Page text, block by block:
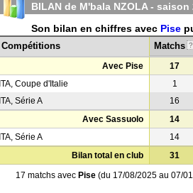
BILAN de M'bala NZOLA - saison
Son bilan en chiffres avec Pise
Compétitions
Matchs ?
Avec Pise 17
ITA, Coupe d'Italie
1
ITA, Série A
16
Avec Sassuolo
14
ITA, Série A
14
Bilan total en club
31
17 matchs avec Pise (du 17/08/2025 au 07/